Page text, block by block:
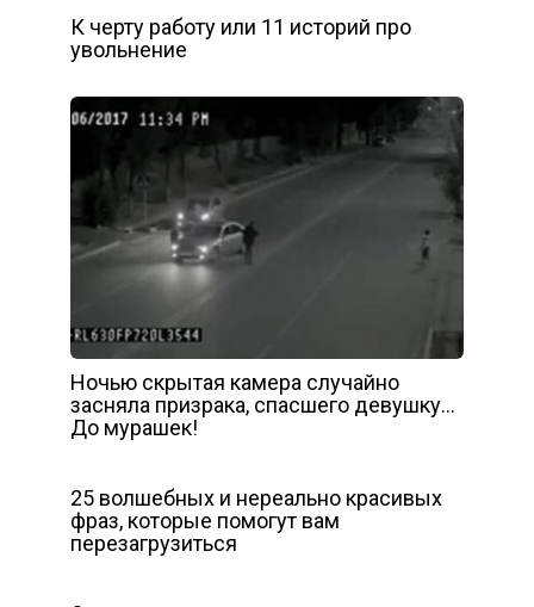
К черту работу или 11 историй про
увольнение
Ночью скрытая камера случайно
засняла призрака, спасшего девушку…
До мурашек!
25 волшебных и нереально красивых
фраз, которые помогут вам
перезагрузиться